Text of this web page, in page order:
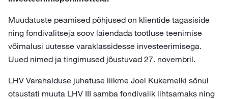
Muudatuste peamised põhjused on klientide tagasiside
ning fondivalitseja soov laiendada tootluse teenimise
võimalusi uutesse varaklassidesse investeerimisega.
Uued nimed ja tingimused jõustuvad 27. novembril.
LHV Varahalduse juhatuse liikme Joel Kukemelki sõnul
otsustati muuta LHV III samba fondivalik lihtsamaks ning